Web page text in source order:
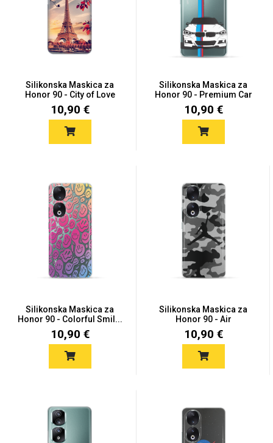
Silikonska Maskica za
Honor 90 - City of Love
10,90 €
Silikonska Maskica za
Honor 90 - Premium Car
10,90 €
Silikonska Maskica za
Honor 90 - Colorful Smil...
10,90 €
Silikonska Maskica za
Honor 90 - Air
Camouflag...
10,90 €